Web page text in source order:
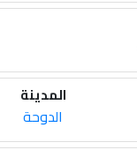
المدينة
الدوحة